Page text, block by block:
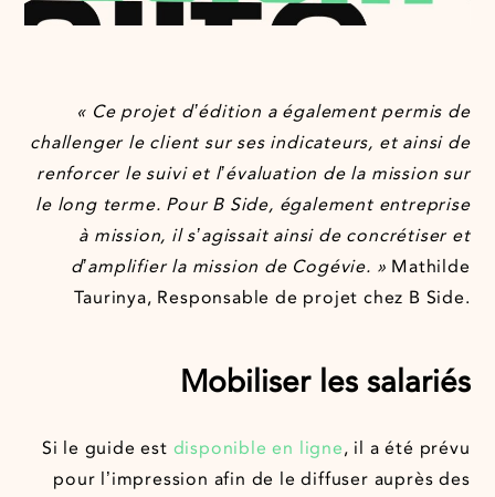
« Ce projet d’édition a également permis de
challenger le client sur ses indicateurs, et ainsi de
renforcer le suivi et l’évaluation de la mission sur
le long terme. Pour B Side, également entreprise
à mission, il s’agissait ainsi de concrétiser et
d’amplifier la mission de Cogévie. » Mathilde
Taurinya, Responsable de projet chez B Side.
Mobiliser les salariés
Si le guide est disponible en ligne, il a été prévu
pour l’impression afin de le diffuser auprès des